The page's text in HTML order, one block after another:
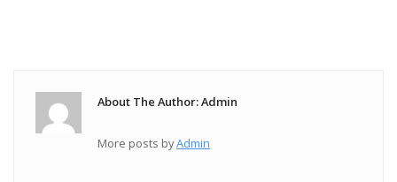
About The Author: Admin
More posts byAdmin